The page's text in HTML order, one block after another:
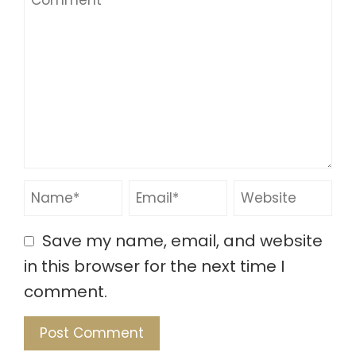
Save my name, email, and website
in this browser for the next time I
comment.